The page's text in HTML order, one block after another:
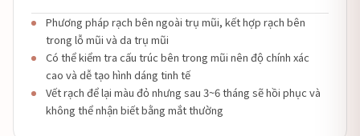
Phương pháp rạch bên ngoài trụ mũi, kết hợp rạch bên
trong lỗ mũi và da trụ mũi
Có thể kiểm tra cấu trúc bên trong mũi nên độ chính xác
cao và dễ tạo hình dáng tinh tế
Vết rạch để lại màu đỏ nhưng sau 3~6 tháng sẽ hồi phục và
không thể nhận biết bằng mắt thường